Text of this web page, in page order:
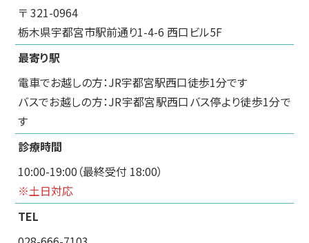
〒 321-0964
栃木県宇都宮市駅前通り1-4-6 西口ビル5F
最寄り駅
電車でお越しの方：JR宇都宮駅西口徒歩1分です
バスでお越しの方：JR宇都宮駅西口バス停より徒歩1分で
す
診療時間
10:00-19:00（最終受付 18:00）
※土日対応
TEL